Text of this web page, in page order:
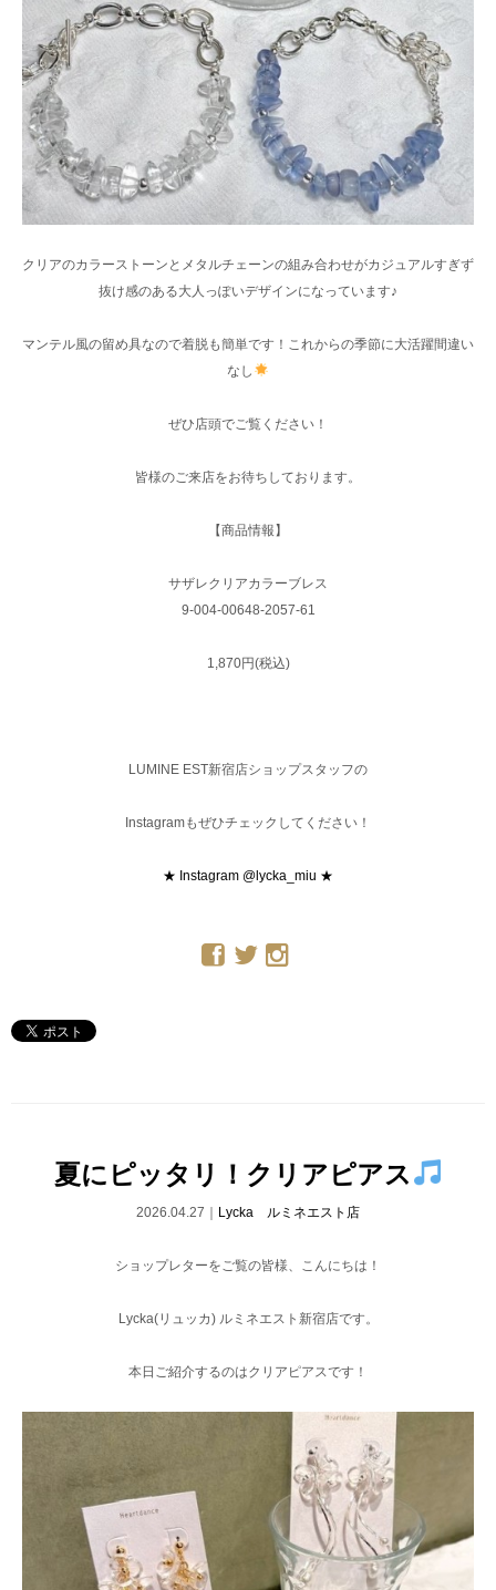
クリアのカラーストーンとメタルチェーンの組み合わせがカジュアルすぎず
抜け感のある大人っぽいデザインになっています♪
マンテル風の留め具なので着脱も簡単です！これからの季節に大活躍間違い
なし
ぜひ店頭でご覧ください！
皆様のご来店をお待ちしております。
【商品情報】
サザレクリアカラーブレス
9-004-00648-2057-61
1,870円(税込)
LUMINE EST新宿店ショップスタッフの
Instagramもぜひチェックしてください！
★ Instagram @lycka_miu ★
夏にピッタリ！クリアピアス
2026.04.27｜ Lycka ルミネエスト店
ショップレターをご覧の皆様、こんにちは！
Lycka(リュッカ) ルミネエスト新宿店です。
本日ご紹介するのはクリアピアスです！